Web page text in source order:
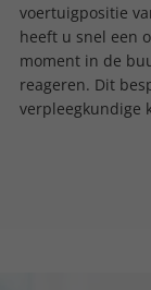
voertuigpositie
heeft u snel een
moment in de
reageren. Dit
verpleegkundige